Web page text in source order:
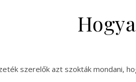
szerelők azt szokták mondani,